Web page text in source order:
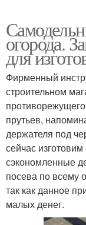
огорода.
для
Фирменный
строительном
прутьев,
держателя под
сейчас
сэкономленные
посева по всему
так как данное
малых денег.